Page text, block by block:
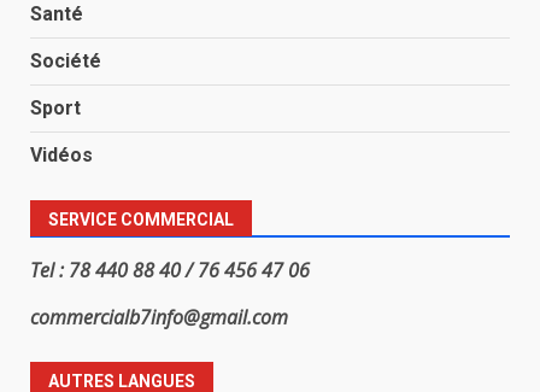
Santé
Société
Sport
Vidéos
SERVICE COMMERCIAL
Tel : 78 440 88 40 / 76 456 47 06
commercialb7info@gmail.com
AUTRES LANGUES